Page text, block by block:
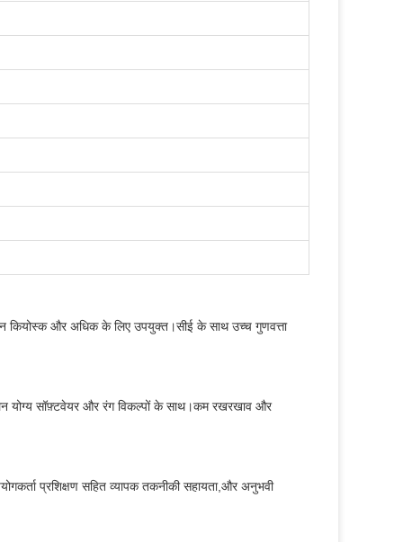
कियोस्क और अधिक के लिए उपयुक्त।सीई के साथ उच्च गुणवत्ता
सॉफ़्टवेयर और रंग विकल्पों के साथ।कम रखरखाव और
प्रशिक्षण सहित व्यापक तकनीकी सहायता,और अनुभवी